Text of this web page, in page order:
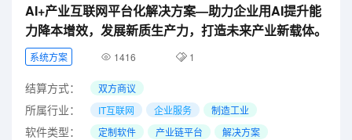
AI+产业互联网平台化解决方案—助力企业用AI提升能
力降本增效，发展新质生产力，打造未来产业新载体。
系统方案 1416 1
结算方式： 双方商议
所属行业： IT互联网 企业服务 制造工业
软件类型： 定制软件 产业链平台 解决方案